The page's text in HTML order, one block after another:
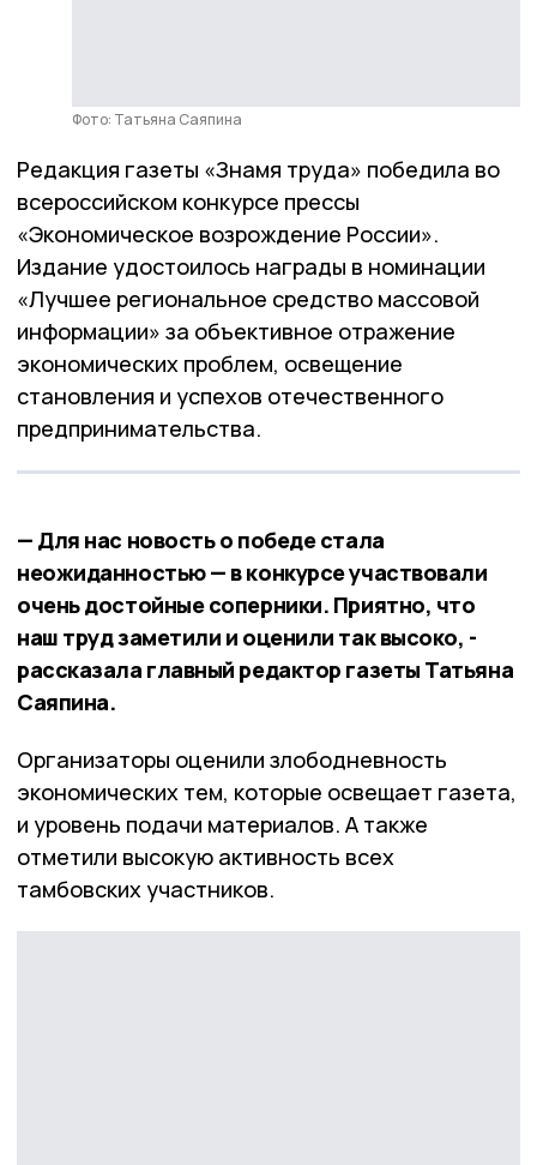
Фото: Татьяна Саяпина
Редакция газеты «Знамя труда» победила во
всероссийском конкурсе прессы
«Экономическое возрождение России».
Издание удостоилось награды в номинации
«Лучшее региональное средство массовой
информации» за объективное отражение
экономических проблем, освещение
становления и успехов отечественного
предпринимательства.
— Для нас новость о победе стала
неожиданностью — в конкурсе участвовали
очень достойные соперники. Приятно, что
наш труд заметили и оценили так высоко, -
рассказала главный редактор газеты Татьяна
Саяпина.
Организаторы оценили злободневность
экономических тем, которые освещает газета,
и уровень подачи материалов. А также
отметили высокую активность всех
тамбовских участников.